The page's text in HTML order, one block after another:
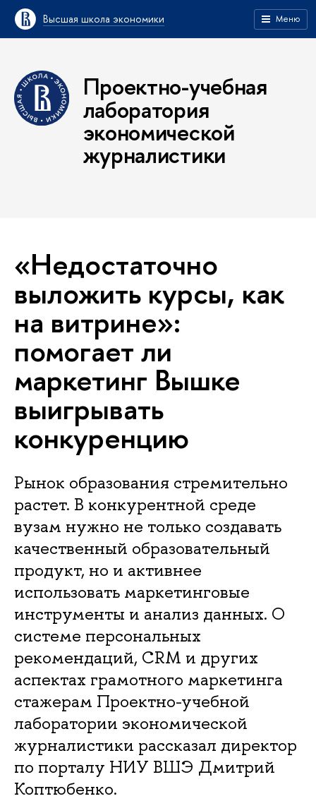
Высшая школа экономики Меню
Проектно-учебная
лаборатория
экономической
журналистики
«Недостаточно
выложить курсы, как
на витрине»:
помогает ли
маркетинг Вышке
выигрывать
конкуренцию
Рынок образования стремительно
растет. В конкурентной среде
вузам нужно не только создавать
качественный образовательный
продукт, но и активнее
использовать маркетинговые
инструменты и анализ данных. О
системе персональных
рекомендаций, CRM и других
аспектах грамотного маркетинга
стажерам Проектно-учебной
лаборатории экономической
журналистики рассказал директор
по порталу НИУ ВШЭ Дмитрий
Коптюбенко.